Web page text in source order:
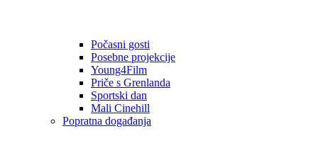
Počasni gosti
Posebne projekcije
Young4Film
Priče s Grenlanda
Sportski dan
Mali Cinehill
Popratna događanja